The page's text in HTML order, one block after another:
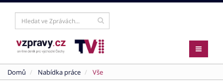
Domů Nabídka práce Vše